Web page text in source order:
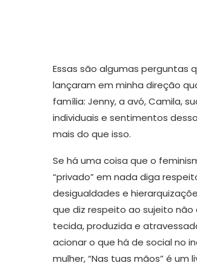
Essas são algumas perguntas
lançaram em minha direção
família: Jenny, a avó, Camila,
individuais e sentimentos
mais do que isso.
Se há uma coisa que o
“privado” em nada diga
desigualdades e
que diz respeito ao sujeito
tecida, produzida e
acionar o que há de social no
mulher, “Nas tuas mãos” é